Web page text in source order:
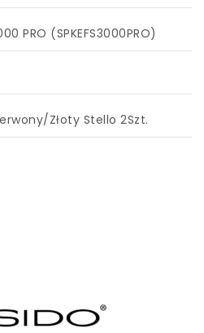
PRO (SPKEFS3000PRO)
Złoty Stello 2Szt.